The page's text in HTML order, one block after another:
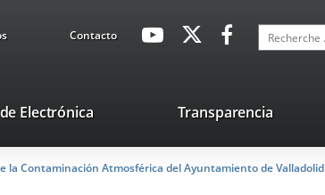
ContactoavaHeaderSocial
Enlace
externa.
Enlace
aplicación
externa.
Enlace
aplicación
externa.
Recherche
ElectrónicaEnlace
una
aplicación
Transparencia
la Contaminación Atmosférica del Ayuntamiento de Valladolid